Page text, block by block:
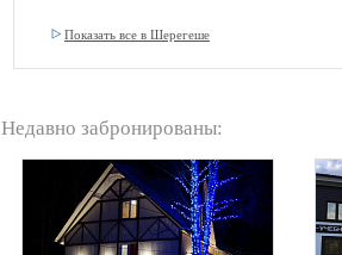
Показать все в Шерегеше
Недавно забронированы: